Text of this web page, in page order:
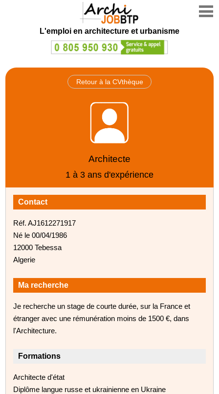
L'emploi en architecture et urbanisme
Retour à la CVthèque
Architecte
1 à 3 ans d'expérience
Contact
Réf. AJ1612271917
Né le 00/04/1986
12000 Tebessa
Algerie
Ma recherche
Je recherche un stage de courte durée, sur la France et
étranger avec une rémunération moins de 1500 €, dans
l'Architecture.
Formations
Architecte d'état
Diplôme langue russe et ukrainienne en Ukraine